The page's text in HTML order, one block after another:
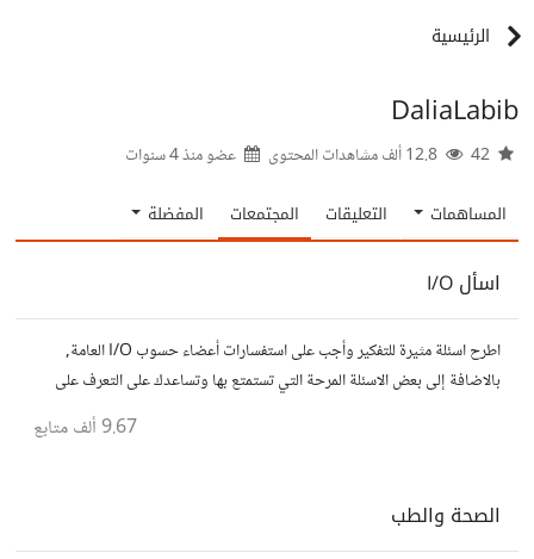
الرئيسية
DaliaLabib
عضو منذ4 سنوات
المساهمات التعليقات المجتمعات المفضلة
اسأل I/O
اطرح اسئلة مثيرة للتفكير وأجب على استفسارات أعضاء حسوب I/O العامة,
بالاضافة إلى بعض الاسئلة المرحة التي تستمتع بها وتساعدك على التعرف على
9.67 ألف متابع
الصحة والطب